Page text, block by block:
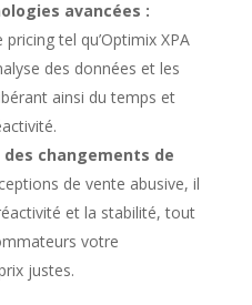
avancées :
pricing tel qu’Optimix XPA
des données et les
ainsi du temps et
changements de
de vente abusive, il
et la stabilité, tout
votre
justes.